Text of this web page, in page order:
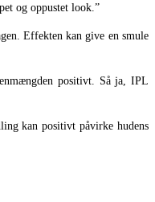
og oppustet look.”
Effekten kan give en smule
positivt. Så ja, IPL
kan positivt påvirke hudens